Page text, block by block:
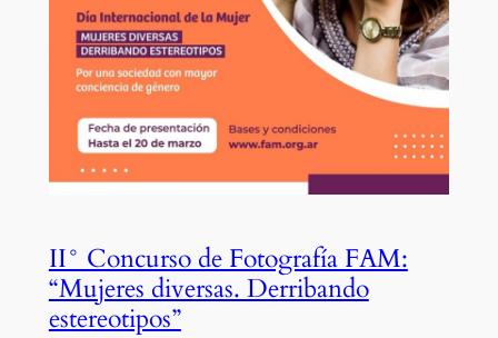
II° Concurso de Fotografía FAM:
“Mujeres diversas. Derribando
estereotipos”